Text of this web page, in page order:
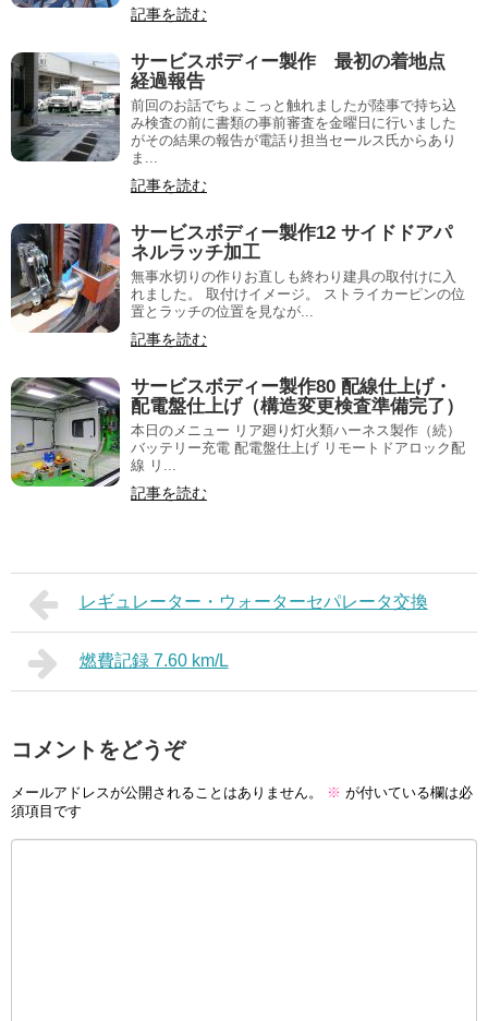
記事を読む
サービスボディー製作 最初の着地点
経過報告
前回のお話でちょこっと触れましたが陸事で持ち込
み検査の前に書類の事前審査を金曜日に行いました
がその結果の報告が電話り担当セールス氏からあり
ま...
記事を読む
サービスボディー製作12 サイドドアパ
ネルラッチ加工
無事水切りの作りお直しも終わり建具の取付けに入
れました。 取付けイメージ。 ストライカーピンの位
置とラッチの位置を見なが...
記事を読む
サービスボディー製作80 配線仕上げ・
配電盤仕上げ（構造変更検査準備完了）
本日のメニュー リア廻り灯火類ハーネス製作（続）
バッテリー充電 配電盤仕上げ リモートドアロック配
線 リ...
記事を読む
レギュレーター・ウォーターセパレータ交換
燃費記録 7.60 km/L
コメントをどうぞ
メールアドレスが公開されることはありません。 ※ が付いている欄は必
須項目です